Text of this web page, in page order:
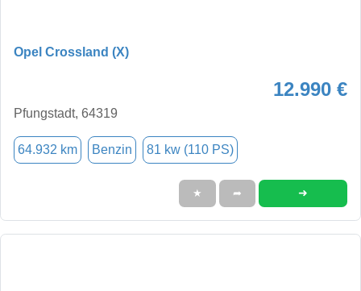
Opel Crossland (X)
12.990 €
Pfungstadt, 64319
64.932 km Benzin 81 kw (110 PS)
★ ➦ ➜